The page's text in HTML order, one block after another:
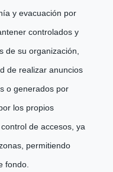
y evacuación por
controlados y
de su organización,
de realizar anuncios
o generados por
los propios
de accesos, ya
permitiendo
fondo.